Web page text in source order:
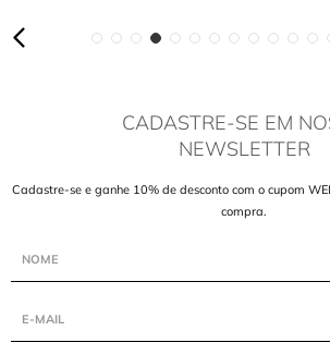
CADASTRE-SE EM
NEWSLETTER
Cadastre-se e ganhe 10% de desconto com o cupom
compra.